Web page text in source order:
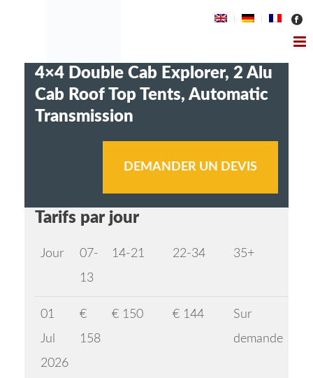
4×4 Double Cab Explorer, 2 Alu
Cab Roof Top Tents, Automatic
Transmission
DEMANDER UN DEVIS
Tarifs par jour
Jour
07-
13
14-21 22-34 35+
01
Jul
2026
€
158
€ 150 € 144
Sur
demande